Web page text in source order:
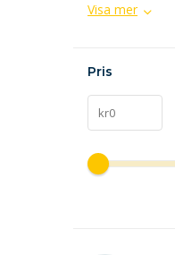
Visa mer
Pris